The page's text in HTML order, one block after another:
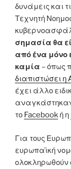
δυνάμεις και
Τεχνητή
σημασία θα
από ένα μόνο
καμία – όπως
διαπιστώσει
έχει άλλο
το Facebook ή η
Για τους
ευρωπαϊκή
ολοκληρωθούν